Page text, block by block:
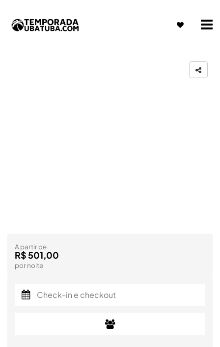
A partir de
R$ 501,00
por noite